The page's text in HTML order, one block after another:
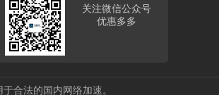
关注微信公众号
优惠多多
合法的国内网络加速。